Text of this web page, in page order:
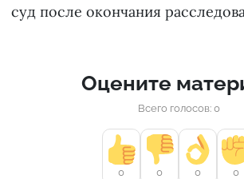
суд после окончания
Оцените
Всего голосов: 0
0 0 0 0